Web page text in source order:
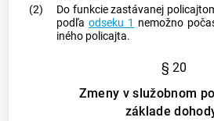
(2)
Do funkcie zastávanej
podľaodseku 1 nemožno
iného policajta.
§ 20
Zmeny v služobnom
základe